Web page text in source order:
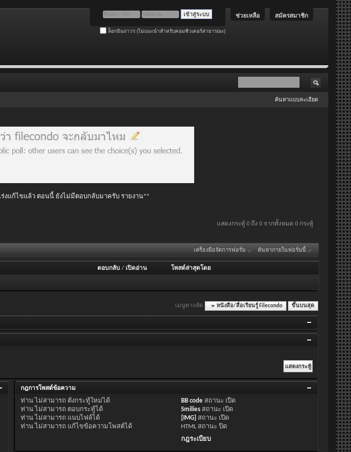
สมัครสมาชิก
ช่วยเหลือ
ล็อกอินถาวร (ไม่แนะนำสำหรับคอมพิวเตอร์สาธารณะ)
ค้นหาแบบละเอียด
ร่งแก้ไขแล้ว ตอนนี้ ยังไม่มีตอบกลับมาครับ รายงาน**
แสดงกระทู้ 0 ถึง 0 จากทั้งหมด 0 กระทู้
เครื่องมือจัดการฟอรั่ม ค้นหาภายในฟอรั่มนี้
ตอบกลับ / เปิดอ่าน โพสต์ล่าสุดโดย
เมนูทางลัด หนังสือ/สื่อเรียนรู้ Filecondo ขึ้นบนสุด
กฎการโพสต์ข้อความ
ท่านไม่สามารถ ตั้งกระทู้ใหม่ได้
ท่านไม่สามารถ ตอบกระทู้ได้
ท่านไม่สามารถ แนบไฟล์ได้
ท่านไม่สามารถ แก้ไขข้อความโพสต์ได้
BB code สถานะ เปิด
Smilies สถานะ เปิด
[IMG] สถานะ เปิด
HTML สถานะปิด
กฎระเบียบ